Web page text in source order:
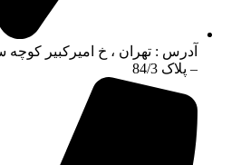
آدرس : تهران ، خ امیرکبیر
– پلاک 84/3